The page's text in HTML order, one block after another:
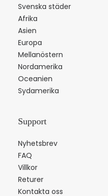
Svenska städer
Afrika
Asien
Europa
Mellanöstern
Nordamerika
Oceanien
Sydamerika
Support
Nyhetsbrev
FAQ
Villkor
Returer
Kontakta oss